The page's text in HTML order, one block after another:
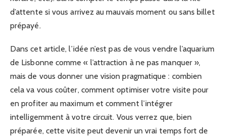
d’attente si vous arrivez au mauvais moment ou sans billet
prépayé.
Dans cet article, l’idée n’est pas de vous vendre l’aquarium
de Lisbonne comme « l’attraction à ne pas manquer »,
mais de vous donner une vision pragmatique : combien
cela va vous coûter, comment optimiser votre visite pour
en profiter au maximum et comment l’intégrer
intelligemment à votre circuit. Vous verrez que, bien
préparée, cette visite peut devenir un vrai temps fort de